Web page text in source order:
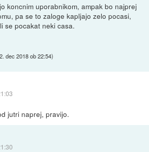
koncnim uporabnikom, ampak bo najprej
pa se to zaloge kapljajo zelo pocasi,
se pocakat neki casa.
dec 2018 ob 22:54)
jutri naprej, pravijo.